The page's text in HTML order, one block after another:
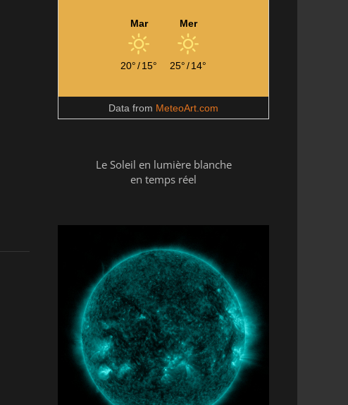
Mar
20°/15°
Mer
25°/14°
Data from MeteoArt.com
Le Soleil en lumière blanche
en temps réel